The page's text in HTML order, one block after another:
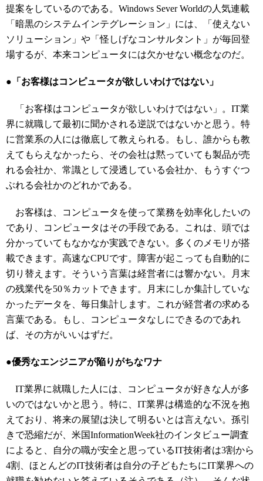
提案をしているのである。Windows Sever Worldの人気連載
「暗黒のシステムインテグレーション」には、「使えない
ソリューション」や「怪しげなコンサルタント」が毎回登
場するが、本来コンピュータには欠かせない概念なのだ。
●「お客様はコンピュータが欲しいわけではない」
「お客様はコンピュータが欲しいわけではない」。IT業
界に就職して最初に聞かされる逆説ではないかと思う。特
に営業系の人には徹底して教えられる。もし、誰からも教
えてもらえなかったら、その会社は黙っていても製品が売
れる会社か、常識として浸透している会社か、もうすぐつ
ぶれる会社かのどれかである。
お客様は、コンピュータを使って業務を効率化したいの
であり、コンピュータはその手段である。これは、頭では
分かっていてもなかなか実践できない。多くのメモリが搭
載できます。高速なCPUです。障害が起こっても自動的に
切り替えます。そういう言葉は経営者には響かない。月末
の残業代を50％カットできます。月末にしか集計していな
かったデータを、毎日集計します。これが経営者の求める
言葉である。もし、コンピュータなしにできるのであれ
ば、その方がいいはずだ。
●優秀なエンジニアが陥りがちなワナ
IT業界に就職した人には、コンピュータが好きな人が多
いのではないかと思う。特に、IT業界は構造的な不況を抱
えており、将来の展望は決して明るいとは言えない。孫引
きで恐縮だが、米国InformationWeek社のインタビュー調査
によると、自分の職が安全と思っているIT技術者は3割から
4割、ほとんどのIT技術者は自分の子どもたちにIT業界への